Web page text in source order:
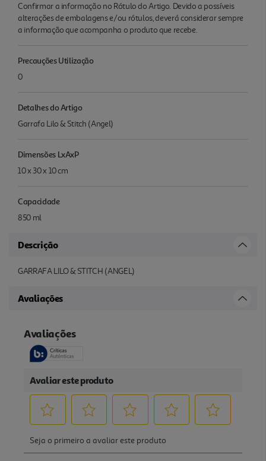
Confirmar a informação no Rótulo do Artigo. Devido a possíveis
alterações de embalagens e/ou rótulos, deverá considerar sempre
a informação que acompanha o produto que recebe.
Precauções Utilização
0
Detalhes do Artigo
Garrafa Lilo & Stitch (Angel)
Dimensões LxAxP
10 x 30 x 10 cm
Capacidade
850 ml
Descrição
GARRAFA LILO & STITCH (ANGEL)
Avaliações